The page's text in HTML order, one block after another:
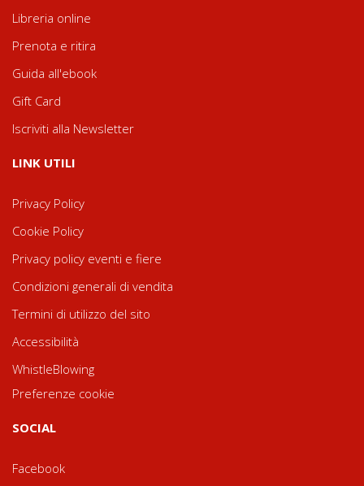
Libreria online
Prenota e ritira
Guida all'ebook
Gift Card
Iscriviti alla Newsletter
LINK UTILI
Privacy Policy
Cookie Policy
Privacy policy eventi e fiere
Condizioni generali di vendita
Termini di utilizzo del sito
Accessibilità
WhistleBlowing
Preferenze cookie
SOCIAL
Facebook